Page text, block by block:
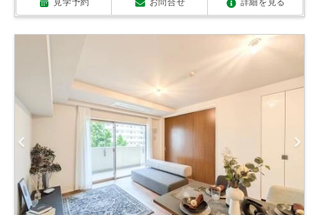
見学予約 お問合せ 詳細を見る